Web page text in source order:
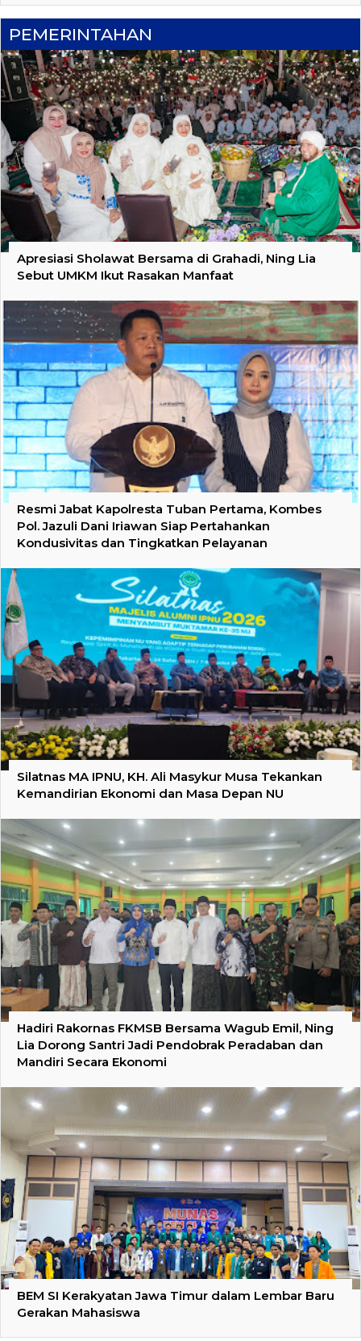
PEMERINTAHAN
Apresiasi Sholawat Bersama di Grahadi, Ning Lia
Sebut UMKM Ikut Rasakan Manfaat
Resmi Jabat Kapolresta Tuban Pertama, Kombes
Pol. Jazuli Dani Iriawan Siap Pertahankan
Kondusivitas dan Tingkatkan Pelayanan
Silatnas MA IPNU, KH. Ali Masykur Musa Tekankan
Kemandirian Ekonomi dan Masa Depan NU
Hadiri Rakornas FKMSB Bersama Wagub Emil, Ning
Lia Dorong Santri Jadi Pendobrak Peradaban dan
Mandiri Secara Ekonomi
BEM SI Kerakyatan Jawa Timur dalam Lembar Baru
Gerakan Mahasiswa